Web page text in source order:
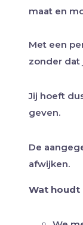
maat en
Met een
zonder dat
Jij hoeft
geven.
De
afwijken.
Wat houdt